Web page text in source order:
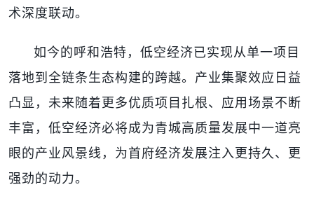
术深度联动。
如今的呼和浩特，低空经济已实现从单一项目
落地到全链条生态构建的跨越。产业集聚效应日益
凸显，未来随着更多优质项目扎根、应用场景不断
丰富，低空经济必将成为青城高质量发展中一道亮
眼的产业风景线，为首府经济发展注入更持久、更
强劲的动力。